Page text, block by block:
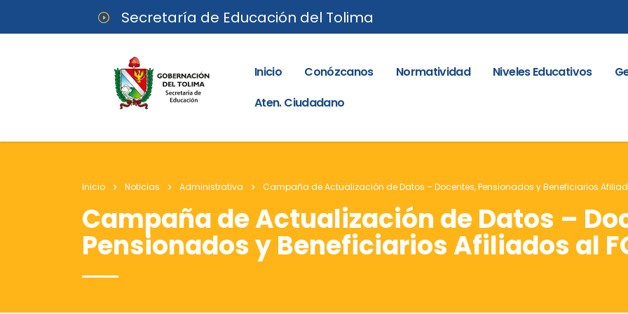
Secretaría de Educación del Tolima
Inicio Conózcanos Normatividad Niveles Educativos
Aten. Ciudadano
Inicio Noticias Administrativa Campaña de Actualización de Datos – Docentes, Pensionados y Beneficiarios
Campaña de Actualización de Datos –
Pensionados y Beneficiarios Afiliados al